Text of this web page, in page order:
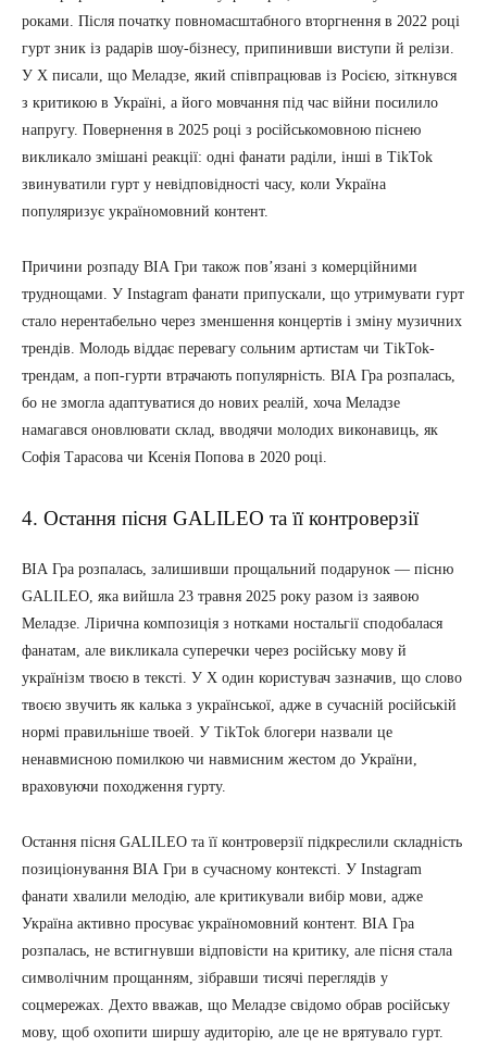
роками. Після початку повномасштабного вторгнення в 2022 році
гурт зник із радарів шоу-бізнесу, припинивши виступи й релізи.
У X писали, що Меладзе, який співпрацював із Росією, зіткнувся
з критикою в Україні, а його мовчання під час війни посилило
напругу. Повернення в 2025 році з російськомовною піснею
викликало змішані реакції: одні фанати раділи, інші в TikTok
звинуватили гурт у невідповідності часу, коли Україна
популяризує україномовний контент.
Причини розпаду ВІА Гри також пов’язані з комерційними
труднощами. У Instagram фанати припускали, що утримувати гурт
стало нерентабельно через зменшення концертів і зміну музичних
трендів. Молодь віддає перевагу сольним артистам чи TikTok-
трендам, а поп-гурти втрачають популярність. ВІА Гра розпалась,
бо не змогла адаптуватися до нових реалій, хоча Меладзе
намагався оновлювати склад, вводячи молодих виконавиць, як
Софія Тарасова чи Ксенія Попова в 2020 році.
4. Остання пісня GALILEO та її контроверзії
ВІА Гра розпалась, залишивши прощальний подарунок — пісню
GALILEO, яка вийшла 23 травня 2025 року разом із заявою
Меладзе. Лірична композиція з нотками ностальгії сподобалася
фанатам, але викликала суперечки через російську мову й
українізм твоєю в тексті. У X один користувач зазначив, що слово
твоєю звучить як калька з української, адже в сучасній російській
нормі правильніше твоей. У TikTok блогери назвали це
ненавмисною помилкою чи навмисним жестом до України,
враховуючи походження гурту.
Остання пісня GALILEO та її контроверзії підкреслили складність
позиціонування ВІА Гри в сучасному контексті. У Instagram
фанати хвалили мелодію, але критикували вибір мови, адже
Україна активно просуває україномовний контент. ВІА Гра
розпалась, не встигнувши відповісти на критику, але пісня стала
символічним прощанням, зібравши тисячі переглядів у
соцмережах. Дехто вважав, що Меладзе свідомо обрав російську
мову, щоб охопити ширшу аудиторію, але це не врятувало гурт.